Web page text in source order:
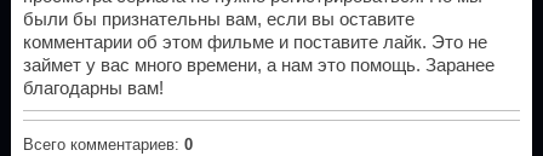
были бы признательны вам, если вы оставите
комментарии об этом фильме и поставите лайк. Это не
займет у вас много времени, а нам это помощь. Заранее
благодарны вам!
Всего комментариев: 0